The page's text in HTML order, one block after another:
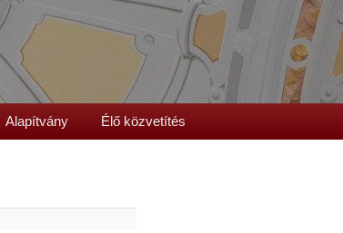
Alapítvány Élő közvetítés